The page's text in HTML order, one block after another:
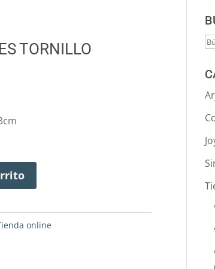
TORNILLO
online